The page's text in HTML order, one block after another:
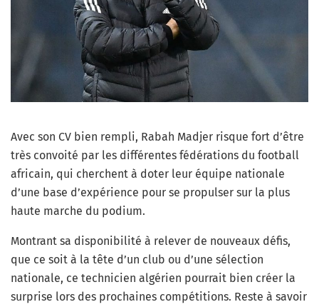
Avec son CV bien rempli, Rabah Madjer risque fort d’être
très convoité par les différentes fédérations du football
africain, qui cherchent à doter leur équipe nationale
d’une base d’expérience pour se propulser sur la plus
haute marche du podium.
Montrant sa disponibilité à relever de nouveaux défis,
que ce soit à la tête d’un club ou d’une sélection
nationale, ce technicien algérien pourrait bien créer la
surprise lors des prochaines compétitions. Reste à savoir